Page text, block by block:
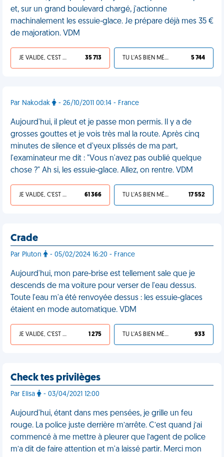
et, sur un grand boulevard chargé, j'actionne
machinalement les essuie-glace. Je prépare déjà mes 35 €
de majoration. VDM
JE VALIDE, C'EST UNE VDM 35 713 TU L'AS BIEN MÉRITÉ 5 744
Par Nakodak - 26/10/2011 00:14 - France
Aujourd'hui, il pleut et je passe mon permis. Il y a de
grosses gouttes et je vois très mal la route. Après cinq
minutes de silence et d'yeux plissés de ma part,
l'examinateur me dit : "Vous n'avez pas oublié quelque
chose ?" Ah si, les essuie-glace. Allez, on rentre. VDM
JE VALIDE, C'EST UNE VDM 61 366 TU L'AS BIEN MÉRITÉ 17 552
Crade
Par Pluton - 05/02/2024 16:20 - France
Aujourd'hui, mon pare-brise est tellement sale que je
descends de ma voiture pour verser de l'eau dessus.
Toute l'eau m'a été renvoyée dessus : les essuie-glaces
étaient en mode automatique. VDM
JE VALIDE, C'EST UNE VDM 1 275 TU L'AS BIEN MÉRITÉ 933
Check tes privilèges
Par Elisa - 03/04/2021 12:00
Aujourd'hui, étant dans mes pensées, je grille un feu
rouge. La police juste derrière m’arrête. C’est quand j’ai
commencé à me mettre à pleurer que l’agent de police
m’a dit de faire attention et m'a laissé partir. Merci mon